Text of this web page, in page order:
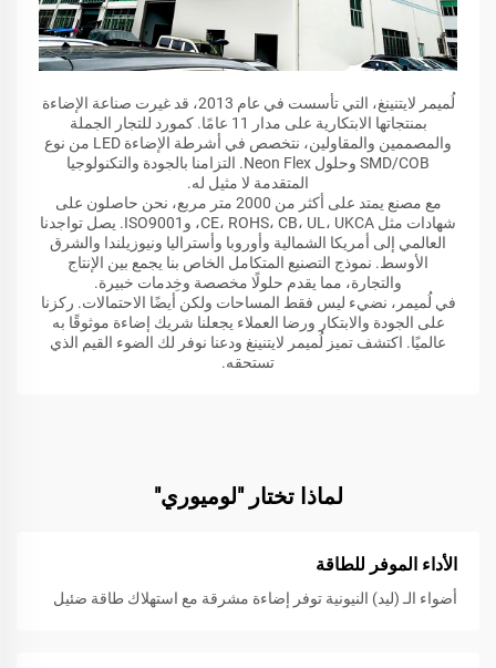
لُميمر لايتنينغ، التي تأسست في عام 2013، قد غيرت صناعة الإضاءة
بمنتجاتها الابتكارية على مدار 11 عامًا. كمورد للتجار الجملة
والمصممين والمقاولين، نتخصص في أشرطة الإضاءة LED من نوع
SMD/COB وحلول Neon Flex. التزامنا بالجودة والتكنولوجيا
المتقدمة لا مثيل له.
مع مصنع يمتد على أكثر من 2000 متر مربع، نحن حاصلون على
شهادات مثل CE، ROHS، CB، UL، UKCA، وISO9001. يصل تواجدنا
العالمي إلى أمريكا الشمالية وأوروبا وأستراليا ونيوزيلندا والشرق
الأوسط. نموذج التصنيع المتكامل الخاص بنا يجمع بين الإنتاج
والتجارة، مما يقدم حلولًا مخصصة وخِدمات خبيرة.
في لُميمر، نضيء ليس فقط المساحات ولكن أيضًا الاحتمالات. ركزنا
على الجودة والابتكار ورضا العملاء يجعلنا شريك إضاءة موثوقًا به
عالميًا. اكتشف تميز لُميمر لايتنينغ ودعنا نوفر لك الضوء القيم الذي
تستحقه.
لماذا تختار "لوميوري"
الأداء الموفر للطاقة
أضواء الـ (ليد) النيونية توفر إضاءة مشرقة مع استهلاك طاقة ضئيل